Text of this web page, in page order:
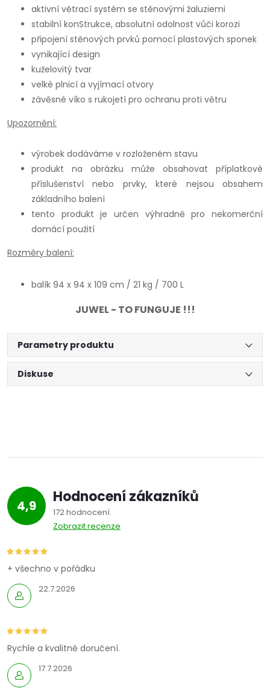
aktivní větrací systém se stěnovými žaluziemi
stabilní konStrukce, absolutní odolnost vůči korozi
připojení stěnových prvků pomocí plastových sponek
vynikající design
kuželovitý tvar
velké plnicí a vyjímací otvory
závěsné víko s rukojetí pro ochranu proti větru
Upozornění:
výrobek dodáváme v rozloženém stavu
produkt na obrázku může obsahovat příplatkové
příslušenství nebo prvky, které nejsou obsahem
základního balení
tento produkt je určen výhradně pro nekomerční
domácí použití
Rozměry balení:
balík 94 x 94 x 109 cm / 21 kg / 700 L
JUWEL - TO FUNGUJE !!!
Parametry produktu
Diskuse
4,9 Hodnocení zákazníků
172 hodnocení
Zobrazit recenze
22.7.2026
+ všechno v pořádku
17.7.2026
Rychle a kvalitně doručení.